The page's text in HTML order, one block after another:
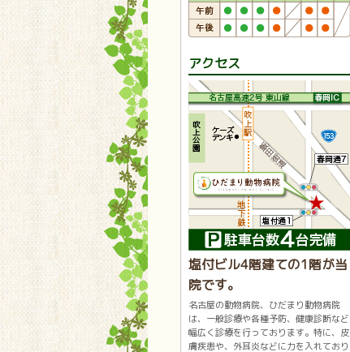
アクセス
塩付ビル4階建ての1階が当
院です。
名古屋の動物病院、ひだまり動物病院
は、一般診療や各種予防、健康診断など
幅広く診療を行っております。特に、皮
膚疾患や、外耳炎などに力を入れており